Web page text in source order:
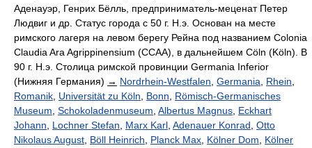
Аденауэр, Генрих Бёлль, предприниматель-меценат Петер
Людвиг и др. Статус города с 50 г. Н.э. Основан на месте
римского лагеря на левом берегу Рейна под названием Colonia
Claudia Ara Agrippinensium (CCAA), в дальнейшем Cöln (Köln). В
90 г. Н.э. Столица римской провинции Germania Inferior
(Нижняя Германия) → Nordrhein-Westfalen Germania Rhein
Romanik Universität zu Köln Bonn
Römisch-Germanisches
Museum Schokoladenmuseum Albertus Magnus Eckhart
Johann
Lochner Stefan Marx Karl Adenauer Konrad Otto
Nikolaus August Böll Heinrich Planck Max Kölner Dom
Kölner